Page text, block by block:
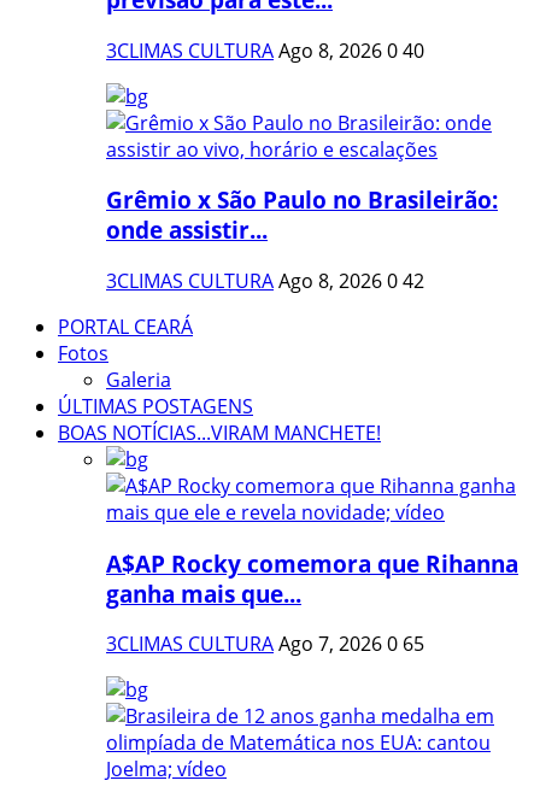
3CLIMAS CULTURAAgo 8, 2026040
Grêmio x São Paulo no Brasileirão:
onde assistir...
3CLIMAS CULTURAAgo 8, 2026042
PORTAL CEARÁ
Fotos
Galeria
ÚLTIMAS POSTAGENS
BOAS NOTÍCIAS...VIRAM MANCHETE!
A$AP Rocky comemora que Rihanna
ganha mais que...
3CLIMAS CULTURAAgo 7, 20260 65